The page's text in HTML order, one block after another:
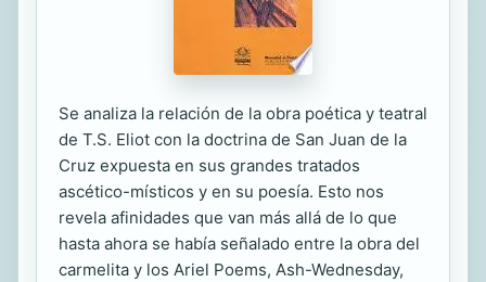
Se analiza la relación de la obra poética y teatral
de T.S. Eliot con la doctrina de San Juan de la
Cruz expuesta en sus grandes tratados
ascético-místicos y en su poesía. Esto nos
revela afinidades que van más allá de lo que
hasta ahora se había señalado entre la obra del
carmelita y los Ariel Poems, Ash-Wednesday,